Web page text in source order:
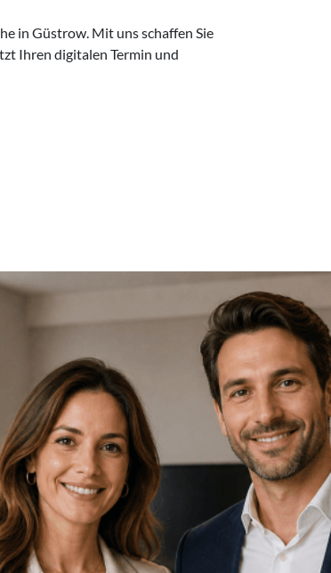
in Güstrow. Mit uns schaffen Sie
Ihren digitalen Termin und